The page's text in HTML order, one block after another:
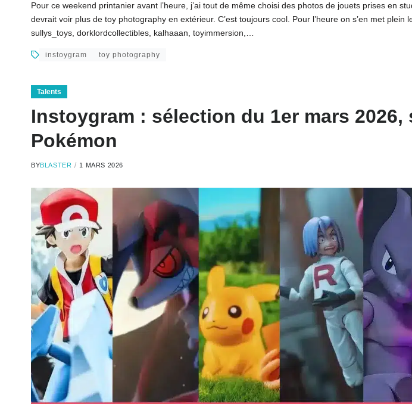
Pour ce weekend printanier avant l’heure, j’ai tout de même choisi des photos de jouets prises en
devrait voir plus de toy photography en extérieur. C’est toujours cool. Pour l’heure on s’en met plein
sullys_toys, dorklordcollectibles, kalhaaan, toyimmersion,…
instoygram toy photography
Talents
Instoygram : sélection du 1er mars 2026,
Pokémon
BYBLASTER 1 MARS 2026